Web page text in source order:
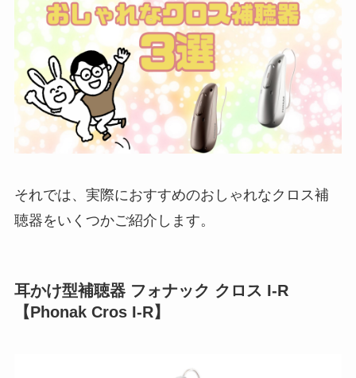
それでは、実際におすすめのおしゃれなクロス補
聴器をいくつかご紹介します。
耳かけ型補聴器 フォナック クロス I-R
【Phonak Cros I-R】